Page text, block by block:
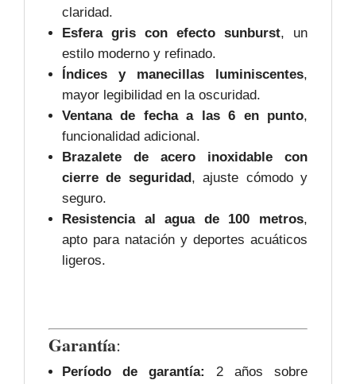
claridad.
Esfera gris con efecto sunburst, un
estilo moderno y refinado.
Índices y manecillas luminiscentes,
mayor legibilidad en la oscuridad.
Ventana de fecha a las 6 en punto,
funcionalidad adicional.
Brazalete de acero inoxidable con
cierre de seguridad , ajuste cómodo y
seguro.
Resistencia al agua de 100 metros,
apto para natación y deportes acuáticos
ligeros.
Garantía:
Período de garantía:
2 años sobre